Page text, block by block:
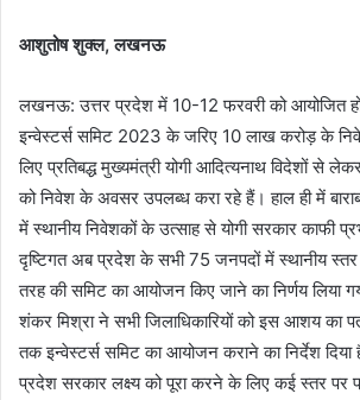
आशुतोष शुक्ल, लखनऊ
लखनऊ: उत्तर प्रदेश में 10-12 फरवरी को आयोजित
इन्वेस्टर्स समिट 2023 के जरिए 10 लाख करोड़ के
लिए प्रतिबद्ध मुख्यमंत्री योगी आदित्यनाथ विदेशों से
को निवेश के अवसर उपलब्ध करा रहे हैं। हाल ही में
में स्थानीय निवेशकों के उत्साह से योगी सरकार काफी
दृष्टिगत अब प्रदेश के सभी 75 जनपदों में स्थानीय
तरह की समिट का आयोजन किए जाने का निर्णय लिया
शंकर मिश्रा ने सभी जिलाधिकारियों को इस आशय का
तक इन्वेस्टर्स समिट का आयोजन कराने का निर्देश
प्रदेश सरकार लक्ष्य को पूरा करने के लिए कई स्तर पर